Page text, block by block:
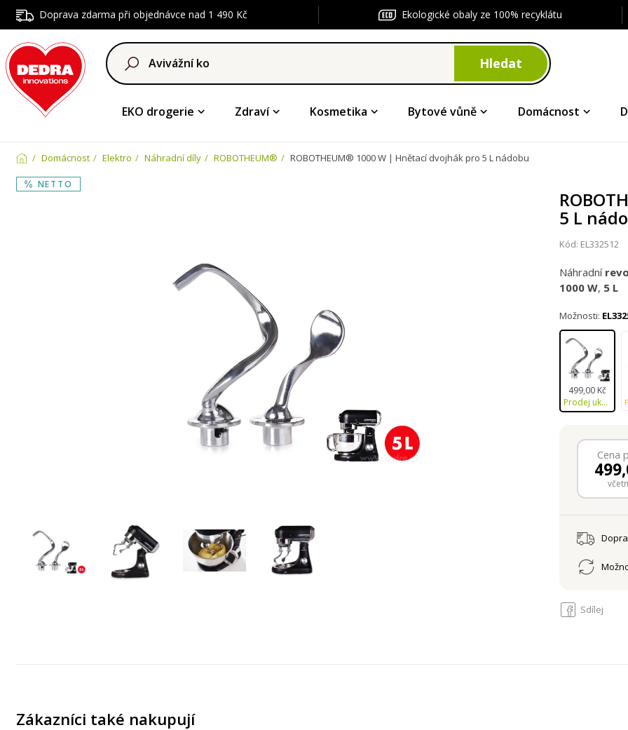
Doprava zdarma při objednávce nad 1 490 Kč Ekologické obaly ze 100% recyklátu
Hledat
EKO drogerie Zdraví Kosmetika Bytové vůně Domácnost
Domácnost Elektro Náhradní díly ROBOTHEUM® ROBOTHEUM® 1000 W | Hnětací dvojhák pro 5 L nádobu
NETTO
5 L
Kód: EL332512
Náhradní
1000 W, 5 L
Možnosti:
499,00 Kč
Prodej ukončen
Cena
Sdílej
Zákazníci také nakupují